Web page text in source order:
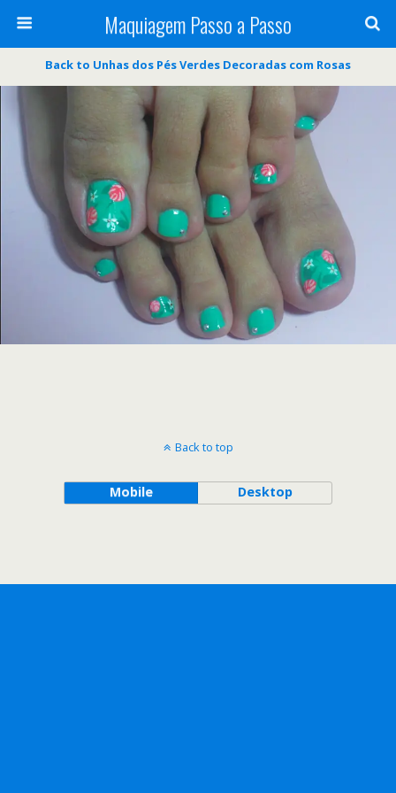
Maquiagem Passo a Passo
Back to Unhas dos Pés Verdes Decoradas com Rosas
Back to top
Mobile Desktop